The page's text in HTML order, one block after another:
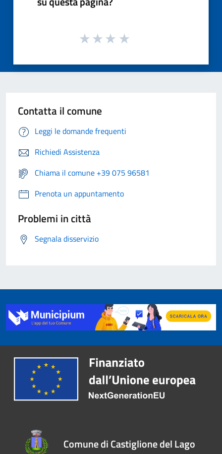
Contatta il comune
Leggi le domande frequenti
Richiedi Assistenza
Chiama il comune +39 075 96581
Prenota un appuntamento
Problemi in città
Segnala disservizio
Comune di Castiglione del Lago